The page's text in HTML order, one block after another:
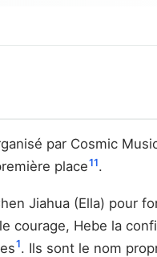
par Cosmic
place11.
Jiahua (Ella) pour
courage, Hebe la
1. Ils sont le nom